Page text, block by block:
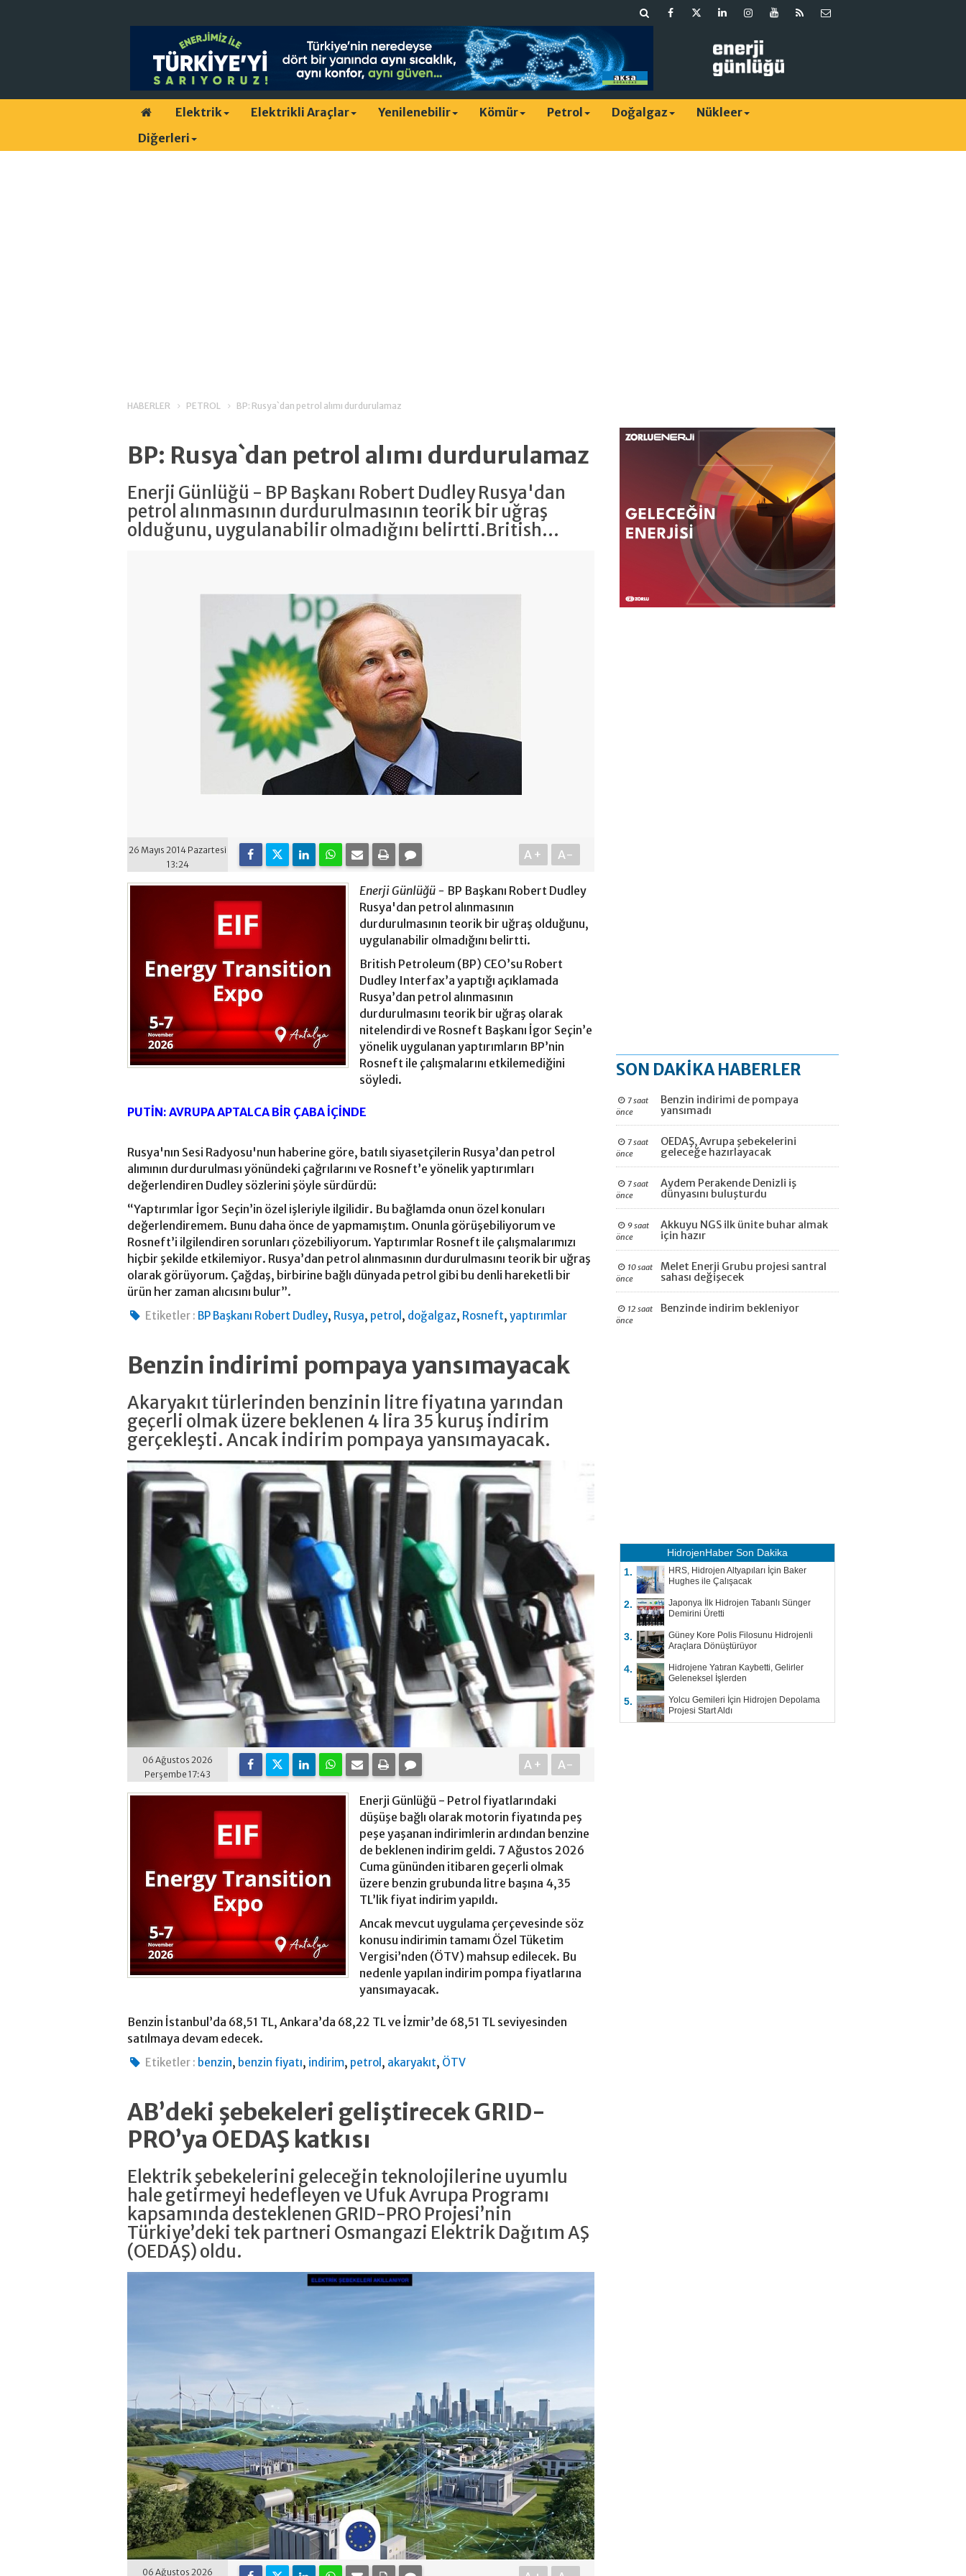
Elektrik Elektrikli Araçlar Yenilenebilir Kömür Petrol Doğalgaz
Nükleer
Diğerleri
HABERLER PETROL BP: Rusya`dan petrol alımı durdurulamaz
BP: Rusya`dan petrol alımı durdurulamaz
Enerji Günlüğü - BP Başkanı Robert Dudley Rusya'dan
petrol alınmasının durdurulmasının teorik bir uğraş
olduğunu, uygulanabilir olmadığını belirtti.British...
26 Mayıs 2014 Pazartesi
13:24
A+ A-
Enerji Günlüğü - BP Başkanı Robert Dudley
Rusya'dan petrol alınmasının
durdurulmasının teorik bir uğraş olduğunu,
uygulanabilir olmadığını belirtti.
British Petroleum (BP) CEO’su Robert
Dudley Interfax’a yaptığı açıklamada
Rusya’dan petrol alınmasının
durdurulmasını teorik bir uğraş olarak
nitelendirdi ve Rosneft Başkanı İgor Seçin’e
yönelik uygulanan yaptırımların BP’nin
Rosneft ile çalışmalarını etkilemediğini
söyledi.
PUTİN: AVRUPA APTALCA BİR ÇABA İÇİNDE
Rusya'nın Sesi Radyosu'nun haberine göre, batılı siyasetçilerin Rusya’dan petrol
alımının durdurulması yönündeki çağrılarını ve Rosneft’e yönelik yaptırımları
değerlendiren Dudley sözlerini şöyle sürdürdü:
“Yaptırımlar İgor Seçin’in özel işleriyle ilgilidir. Bu bağlamda onun özel konuları
değerlendiremem. Bunu daha önce de yapmamıştım. Onunla görüşebiliyorum ve
Rosneft’i ilgilendiren sorunları çözebiliyorum. Yaptırımlar Rosneft ile çalışmalarımızı
hiçbir şekilde etkilemiyor. Rusya’dan petrol alınmasının durdurulmasını teorik bir uğraş
olarak görüyorum. Çağdaş, birbirine bağlı dünyada petrol gibi bu denli hareketli bir
ürün her zaman alıcısını bulur”.
Etiketler : BP Başkanı Robert Dudley, Rusya, petrol , doğalgaz, Rosneft,yaptırımlar
Benzin indirimi pompaya yansımayacak
Akaryakıt türlerinden benzinin litre fiyatına yarından
geçerli olmak üzere beklenen 4 lira 35 kuruş indirim
gerçekleşti. Ancak indirim pompaya yansımayacak.
06 Ağustos 2026
Perşembe 17:43
A+ A-
Enerji Günlüğü - Petrol fiyatlarındaki
düşüşe bağlı olarak motorin fiyatında peş
peşe yaşanan indirimlerin ardından benzine
de beklenen indirim geldi. 7 Ağustos 2026
Cuma gününden itibaren geçerli olmak
üzere benzin grubunda litre başına 4,35
TL’lik fiyat indirim yapıldı.
Ancak mevcut uygulama çerçevesinde söz
konusu indirimin tamamı Özel Tüketim
Vergisi’nden (ÖTV) mahsup edilecek. Bu
nedenle yapılan indirim pompa fiyatlarına
yansımayacak.
Benzin İstanbul’da 68,51 TL, Ankara’da 68,22 TL ve İzmir’de 68,51 TL seviyesinden
satılmaya devam edecek.
Etiketler : benzin, benzin fiyatı, indirim, petrol , akaryakıt, ÖTV
AB’deki şebekeleri geliştirecek GRID-
PRO’ya OEDAŞ katkısı
Elektrik şebekelerini geleceğin teknolojilerine uyumlu
hale getirmeyi hedefleyen ve Ufuk Avrupa Programı
kapsamında desteklenen GRID-PRO Projesi’nin
Türkiye’deki tek partneri Osmangazi Elektrik Dağıtım AŞ
(OEDAŞ) oldu.
06 Ağustos 2026
SON DAKİKA HABERLER
7 saat
önce
Benzin indirimi de pompaya
yansımadı
7 saat
önce
OEDAŞ, Avrupa şebekelerini
geleceğe hazırlayacak
7 saat
önce
Aydem Perakende Denizli iş
dünyasını buluşturdu
9 saat
önce
Akkuyu NGS ilk ünite buhar almak
için hazır
10 saat
önce
Melet Enerji Grubu projesi santral
sahası değişecek
12 saat
önce
Benzinde indirim bekleniyor
HidrojenHaber Son Dakika
1.
HRS, Hidrojen Altyapıları İçin Baker
Hughes ile Çalışacak
2.
Japonya İlk Hidrojen Tabanlı Sünger
Demirini Üretti
3.
Güney Kore Polis Filosunu Hidrojenli
Araçlara Dönüştürüyor
4.
Hidrojene Yatıran Kaybetti, Gelirler
Geleneksel İşlerden
5.
Yolcu Gemileri İçin Hidrojen Depolama
Projesi Start Aldı